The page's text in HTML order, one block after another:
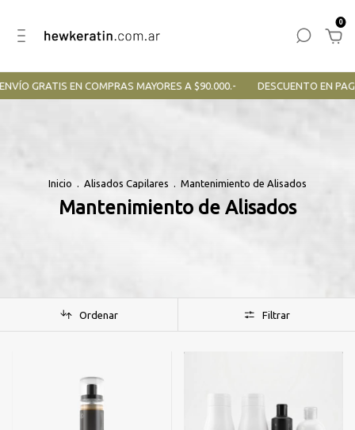
0
GRATIS EN COMPRAS MAYORES A $90.000.- DESCUENTO EN
Inicio . Alisados Capilares . Mantenimiento de Alisados
Mantenimiento de Alisados
Ordenar Filtrar